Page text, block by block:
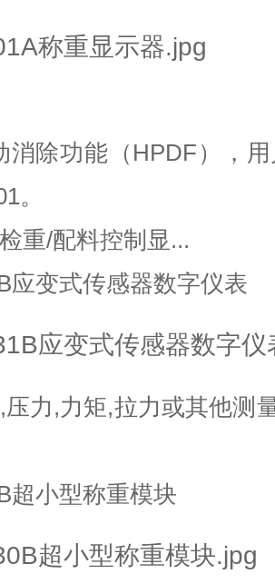
消除功能（HPDF），
。
重/配料控制显...
应变式传感器数字仪表
力,力矩,拉力或其他测
超小型称重模块